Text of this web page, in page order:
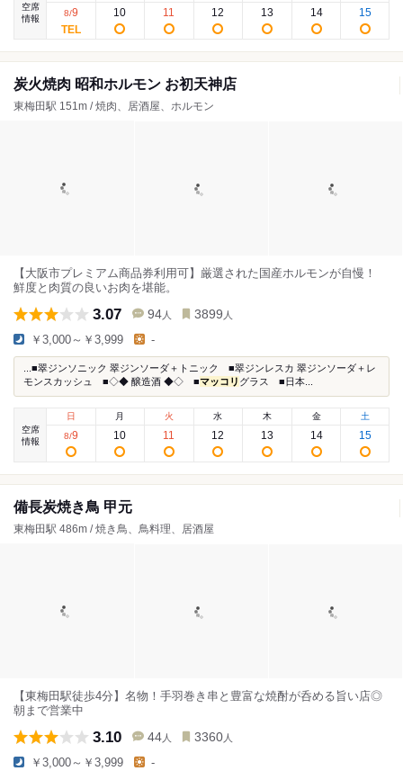
空席
情報
8/9 10 11 12 13 14 15
炭火焼肉 昭和ホルモン お初天神店
東梅田駅 151m / 焼肉、居酒屋、ホルモン
【大阪市プレミアム商品券利用可】厳選された国産ホルモンが自慢！
鮮度と肉質の良いお肉を堪能。
3.07 94 人 3899 人
￥3,000～￥3,999 -
...■翠ジンソニック 翠ジンソーダ＋トニック ■翠ジンレスカ 翠ジンソーダ＋レ
モンスカッシュ ■◇◆ 醸造酒 ◆◇ ■マッコリ グラス ■日本...
空席
情報
日
8/9
月
10
火
11
水
12
木
13
金
14
土
15
備長炭焼き鳥 甲元
東梅田駅 486m / 焼き鳥、鳥料理、居酒屋
【東梅田駅徒歩4分】名物！手羽巻き串と豊富な焼酎が呑める旨い店◎
朝まで営業中
3.10 44 人 3360 人
￥3,000～￥3,999 -